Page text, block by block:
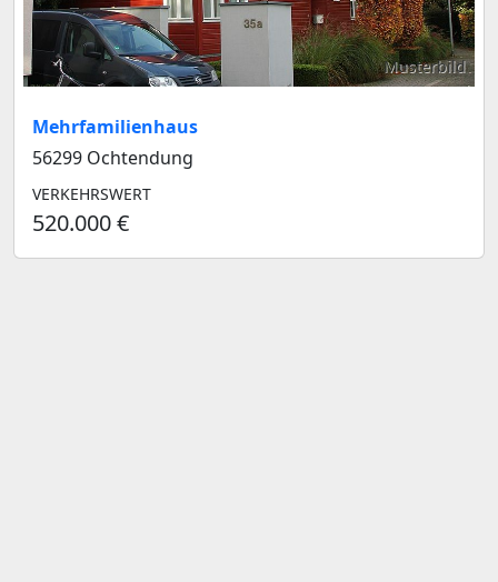
Musterbild
Mehrfamilienhaus
56299 Ochtendung
VERKEHRSWERT
520.000 €